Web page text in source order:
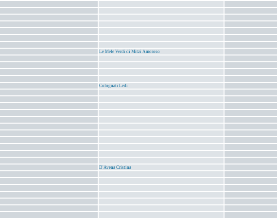
Le Mele Verdi di Mitzi Amoroso
Colognati Ledi
D'Avena Cristina